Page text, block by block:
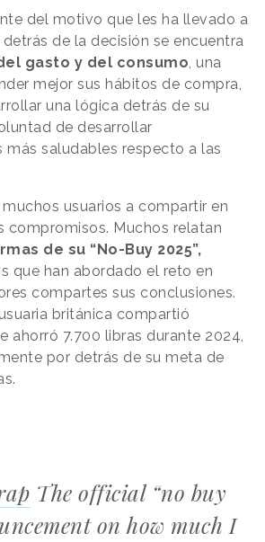
del motivo que les ha llevado a
de la decisión se encuentra
gasto y del consumo, una
mejor sus hábitos de compra,
una lógica detrás de su
de desarrollar
saludables respecto a las
usuarios a compartir en
compromisos. Muchos relatan
de su “No-Buy 2025”,
que han abordado el reto en
compartes sus conclusiones.
británica compartió
ahorró 7.700 libras durante 2024,
por detrás de su meta de
The official “no buy
on how much I